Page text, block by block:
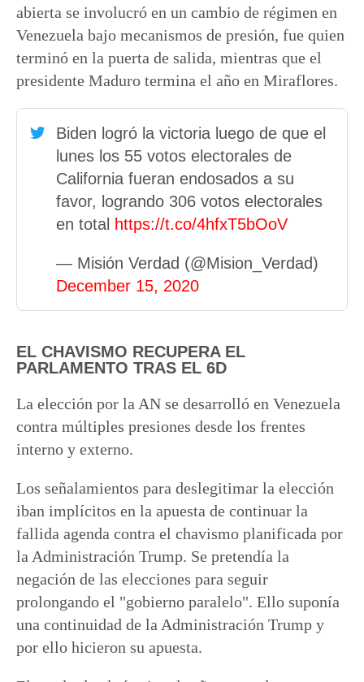
abierta se involucró en un cambio de régimen en
Venezuela bajo mecanismos de presión, fue quien
terminó en la puerta de salida, mientras que el
presidente Maduro termina el año en Miraflores.
Biden logró la victoria luego de que el
lunes los 55 votos electorales de
California fueran endosados a su
favor, logrando 306 votos electorales
en total https://t.co/4hfxT5bOoV
— Misión Verdad (@Mision_Verdad)
December 15, 2020
EL CHAVISMO RECUPERA EL
PARLAMENTO TRAS EL 6D
La elección por la AN se desarrolló en Venezuela
contra múltiples presiones desde los frentes
interno y externo.
Los señalamientos para deslegitimar la elección
iban implícitos en la apuesta de continuar la
fallida agenda contra el chavismo planificada por
la Administración Trump. Se pretendía la
negación de las elecciones para seguir
prolongando el "gobierno paralelo". Ello suponía
una continuidad de la Administración Trump y
por ello hicieron su apuesta.